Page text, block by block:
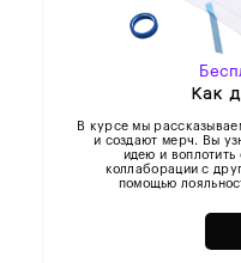
Как
В курсе мы
и создают мерч. Вы
идею и воплотить
коллаборации с
помощью